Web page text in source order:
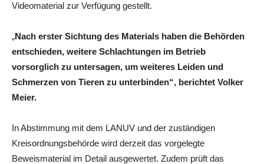
Videomaterial zur Verfügung gestellt.
„Nach erster Sichtung des Materials haben die Behörden
entschieden, weitere Schlachtungen im Betrieb
vorsorglich zu untersagen, um weiteres Leiden und
Schmerzen von Tieren zu unterbinden“, berichtet Volker
Meier.
In Abstimmung mit dem LANUV und der zuständigen
Kreisordnungsbehörde wird derzeit das vorgelegte
Beweismaterial im Detail ausgewertet. Zudem prüft das